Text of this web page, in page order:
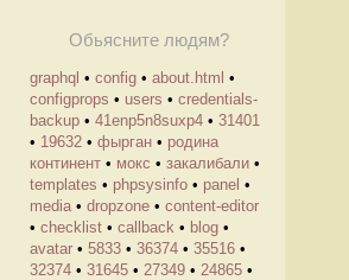
Обьясните людям?
graphql • config • about.html •
configprops • users • credentials-
backup • 41enp5n8suxp4 • 31401
• 19632 • фырган • родина
континент • мокс • закалибали •
templates • phpsysinfo • panel •
media • dropzone • content-editor
• checklist • callback • blog •
avatar • 5833 • 36374 • 35516 •
32374 • 31645 • 27349 • 24865 •